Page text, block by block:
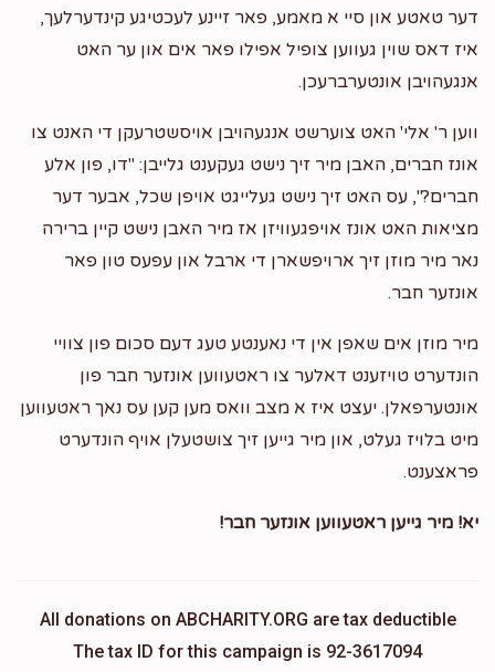
דער טאטע און סיי א מאמע, פאר זיינע לעכטיגע קינדערלעך,
איז דאס שוין געווען צופיל אפילו פאר אים און ער האט
אנגעהויבן אונטערברעכן.
ווען ר' אלי' האט צוערשט אנגעהויבן אויסשטרעקן די האנט צו
אונז חברים, האבן מיר זיך נישט געקענט גלייבן: "דו, פון אלע
חברים?", עס האט זיך נישט געלייגט אויפן שכל, אבער דער
מציאות האט אונז אויפגעוויזן אז מיר האבן נישט קיין ברירה
נאר מיר מוזן זיך ארויפשארן די ארבל און עפעס טון פאר
אונזער חבר.
מיר מוזן אים שאפן אין די נאענטע טעג דעם סכום פון צוויי
הונדערט טויזענט דאלער צו ראטעווען אונזער חבר פון
אונטערפאלן. יעצט איז א מצב וואס מען קען עס נאך ראטעווען
מיט בלויז געלט, און מיר גייען זיך צושטעלן אויף הונדערט
פראצענט.
יא! מיר גייען ראטעווען אונזער חבר!
All donations on ABCHARITY.ORG are tax deductible
The tax ID for this campaign is 92-3617094